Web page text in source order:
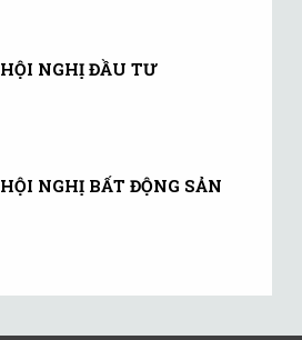
HỘI NGHỊ ĐẦU TƯ
HỘI NGHỊ BẤT ĐỘNG SẢN